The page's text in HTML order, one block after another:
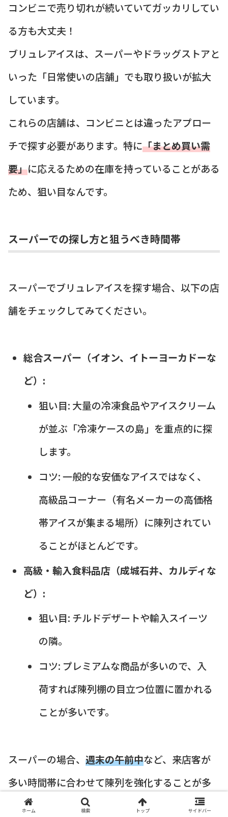
コンビニで売り切れが続いていてガッカリしてい
る方も大丈夫！
ブリュレアイスは、スーパーやドラッグストアと
いった「日常使いの店舗」でも取り扱いが拡大
しています。
これらの店舗は、コンビニとは違ったアプロー
チで探す必要があります。特に「まとめ買い需
要」に応えるための在庫を持っていることがある
ため、狙い目なんです。
スーパーでの探し方と狙うべき時間帯
スーパーでブリュレアイスを探す場合、以下の店
舗をチェックしてみてください。
総合スーパー（イオン、イトーヨーカドーな
ど）:
狙い目: 大量の冷凍食品やアイスクリーム
が並ぶ「冷凍ケースの島」を重点的に探
します。
コツ: 一般的な安価なアイスではなく、
高級品コーナー（有名メーカーの高価格
帯アイスが集まる場所）に陳列されてい
ることがほとんどです。
高級・輸入食料品店（成城石井、カルディな
ど）:
狙い目: チルドデザートや輸入スイーツ
の隣。
コツ: プレミアムな商品が多いので、入
荷すれば陳列棚の目立つ位置に置かれる
ことが多いです。
スーパーの場合、 週末の午前中など、来店客が
多い時間帯に合わせて陳列を強化することが多
いです。
ホーム 検索 トップ サイドバー